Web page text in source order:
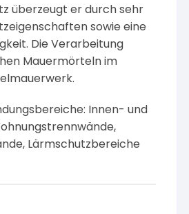
überzeugt er durch sehr
sowie eine
Die Verarbeitung
Mauermörteln im
Innen- und
Lärmschutzbereiche